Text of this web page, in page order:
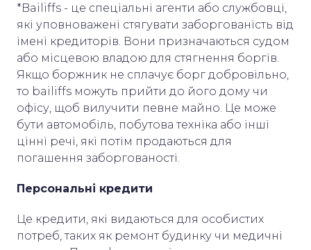
*Bailiffs - це спеціальні агенти або службовці,
які уповноважені стягувати заборгованість від
імені кредиторів. Вони призначаються судом
або місцевою владою для стягнення боргів.
Якщо боржник не сплачує борг добровільно,
то bailiffs можуть прийти до його дому чи
офісу, щоб вилучити певне майно. Це може
бути автомобіль, побутова техніка або інші
цінні речі, які потім продаються для
погашення заборгованості.
Персональні кредити
Це кредити, які видаються для особистих
потреб, таких як ремонт будинку чи медичні